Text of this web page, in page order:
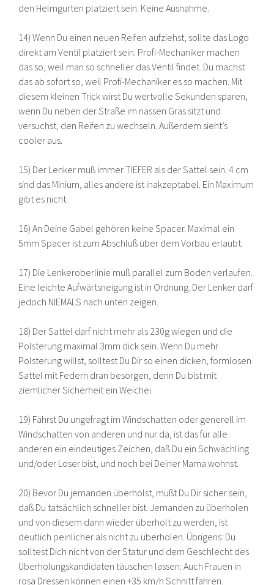
den Helmgurten platziert sein. Keine Ausnahme.
14) Wenn Du einen neuen Reifen aufziehst, sollte das Logo
direkt am Ventil platziert sein. Profi-Mechaniker machen
das so, weil man so schneller das Ventil findet. Du machst
das ab sofort so, weil Profi-Mechaniker es so machen. Mit
diesem kleinen Trick wirst Du wertvolle Sekunden sparen,
wenn Du neben der Straße im nassen Gras sitzt und
versuchst, den Reifen zu wechseln. Außerdem sieht’s
cooler aus.
15) Der Lenker muß immer TIEFER als der Sattel sein. 4 cm
sind das Minium, alles andere ist inakzeptabel. Ein Maximum
gibt es nicht.
16) An Deine Gabel gehören keine Spacer. Maximal ein
5mm Spacer ist zum Abschluß über dem Vorbau erlaubt.
17) Die Lenkeroberlinie muß parallel zum Boden verlaufen.
Eine leichte Aufwärtsneigung ist in Ordnung. Der Lenker darf
jedoch NIEMALS nach unten zeigen.
18) Der Sattel darf nicht mehr als 230g wiegen und die
Polsterung maximal 3mm dick sein. Wenn Du mehr
Polsterung willst, solltest Du Dir so einen dicken, formlosen
Sattel mit Federn dran besorgen, denn Du bist mit
ziemlicher Sicherheit ein Weichei.
19) Fährst Du ungefragt im Windschatten oder generell im
Windschatten von anderen und nur da, ist das für alle
anderen ein eindeutiges Zeichen, daß Du ein Schwächling
und/oder Loser bist, und noch bei Deiner Mama wohnst.
20) Bevor Du jemanden überholst, mußt Du Dir sicher sein,
daß Du tatsächlich schneller bist. Jemanden zu überholen
und von diesem dann wieder überholt zu werden, ist
deutlich peinlicher als nicht zu überholen. Übrigens: Du
solltest Dich nicht von der Statur und dem Geschlecht des
Überholungskandidaten täuschen lassen: Auch Frauen in
rosa Dressen können einen +35 km/h Schnitt fahren.